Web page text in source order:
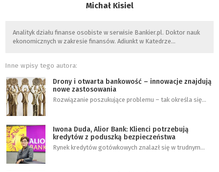
Michał Kisiel
Analityk działu finanse osobiste w serwisie Bankier.pl. Doktor nauk
ekonomicznych w zakresie finansów. Adiunkt w Katedrze…
Inne wpisy tego autora:
Drony i otwarta bankowość – innowacje znajdują
nowe zastosowania
Rozwiązanie poszukujące problemu – tak określa się…
Iwona Duda, Alior Bank: Klienci potrzebują
kredytów z poduszką bezpieczeństwa
Rynek kredytów gotówkowych znalazł się w trudnym…